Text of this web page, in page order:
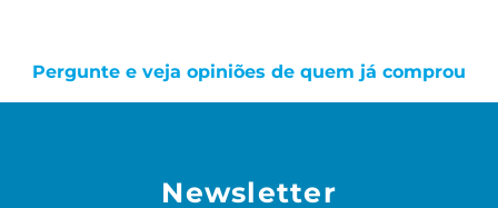
Pergunte e veja opiniões de quem já comprou
Newsletter